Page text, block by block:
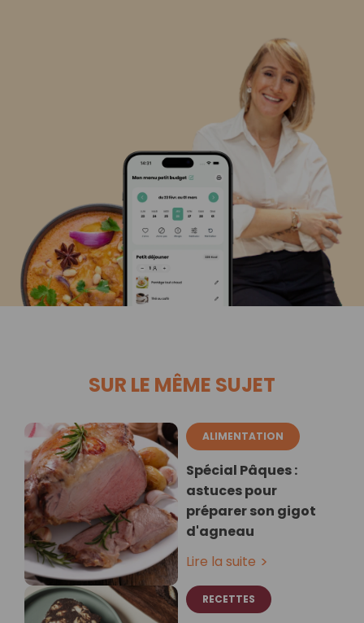
SUR LE MÊME SUJET
ALIMENTATION
Spécial Pâques :
astuces pour
préparer son gigot
d'agneau
Lire la suite
RECETTES